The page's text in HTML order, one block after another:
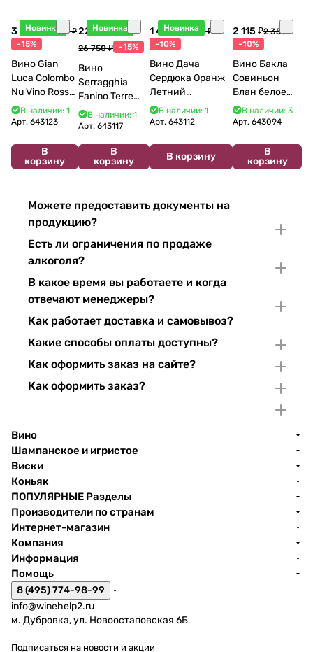
Новинка
3 998 ₽4 704 ₽
-15%
Вино Gian
Luca Colombo
Nu Vino Rosso
2025 750 мл
В наличии: 1
Арт. 643123
В
корзину
Новинка
22 738 ₽
26 750 ₽ -15%
Вино
Serragghia
Fanino Terre
Siciliane IGP
2022 750 мл
В наличии: 1
Арт.643117
В
корзину
Новинка
1 440 ₽1 600 ₽
-10%
Вино Дача
Сердюка Оранж
Летний
Сибирьковый
2024 750 мл
В наличии: 1
Арт. 643112
В корзину
2 115 ₽2 350 ₽
-10%
Вино Бакла
Совиньон
Блан белое
сухое 750 мл
12%
В наличии: 3
Арт.643094
В
корзину
Можете предоставить документы на
продукцию?
Есть ли ограничения по продаже
алкоголя?
В какое время вы работаете и когда
отвечают менеджеры?
Как работает доставка и самовывоз?
Какие способы оплаты доступны?
Как оформить заказ на сайте?
Как оформить заказ?
Вино
Шампанское и игристое
Виски
Коньяк
ПОПУЛЯРНЫЕ Разделы
Производители по странам
Интернет-магазин
Компания
Информация
Помощь
8 (495) 774-98-99
info@winehelp2.ru
м. Дубровка, ул. Новоостаповская 6Б
Подписаться на новости и акции